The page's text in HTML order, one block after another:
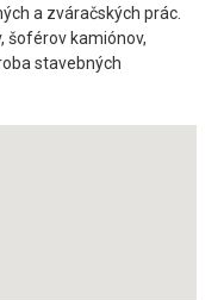
a zváračských prác.
šoférov kamiónov,
stavebných